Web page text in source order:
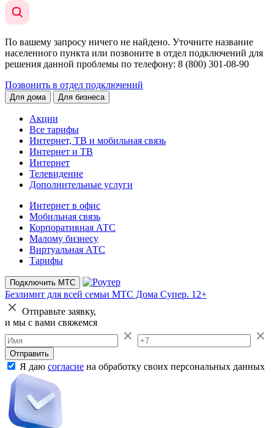
По вашему запросу ничего не найдено. Уточните название
населенного пункта или позвоните в отдел подключений для
решения данной проблемы по телефону: 8 (800) 301-08-90
Позвонить в отдел подключений
Для дома Для бизнеса
Акции
Все тарифы
Интернет, ТВ и мобильная связь
Интернет и ТВ
Интернет
Телевидение
Дополнительные услуги
Интернет в офис
Мобильная связь
Корпоративная АТС
Малому бизнесу
Виртуальная АТС
Тарифы
Подключить МТС
Безлимит для всей семьи МТС Дома Супер. 12+
Отправьте заявку,
и мы с вами свяжемся
Отправить
Я даю согласие на обработку своих персональных данных